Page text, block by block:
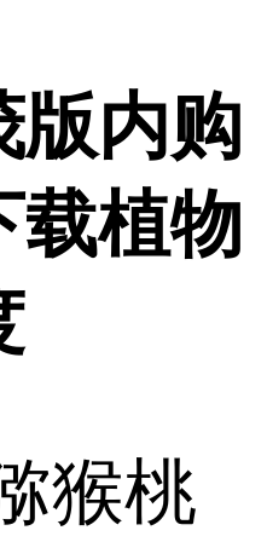
版内购
载植物
猴桃